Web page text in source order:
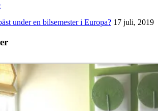
under en bilsemester i Europa? 17 juli, 2019